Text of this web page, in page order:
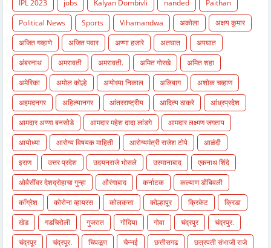
IPL 2023
jobs Kalyan Dombivli nanded
Paithan
Political News
Sports Vihamandwa अकोला
अक्षय कुमार
अजित गव्हाणे
अजित पवार अण्णा हजारे अतघात
अपघात
अंबरनाथ
अमरावती अमरावती. अमित गोरखे
अमित शहा
अमेरिका
अमोल कोल्हे अयोध्या निकाल अलिबाग
अशोक चव्हाण
अहमदनगर
अहिल्यानगर आंतरराष्ट्रीय आदित्य ठाकरे
आंध्रप्रदेश
आमदार अण्णा बनसोडे
आमदार महेश दादा लांडगे
आमदार लक्ष्मण जगताप
आयोध्या
आरोग्य विषयक माहिती आरोग्यमंत्री राजेश टोपे
आळंदी
इराण
उत्तर प्रदेश उदयनराजे भोसले उस्मानाबाद
एकनाथ शिंदे
ओवैसींवर देशद्रोहाचा गुन्हा
औरंगाबाद कर्नाटक
कल्याण डोंबिवली
काँग्रेश
कोरोना व्हायरस कोलकत्ता कोल्हापूर क्रिकेट
क्रिडा
खेड
गडचिरोली गुजरात गोंदिया गोवा चंद्रपुर
चंद्रपुर.
चंद्रपूर
चंद्रपूर. चिपळूण चैन्नई छत्तीसगढ
छत्रपती संभाजी राजे